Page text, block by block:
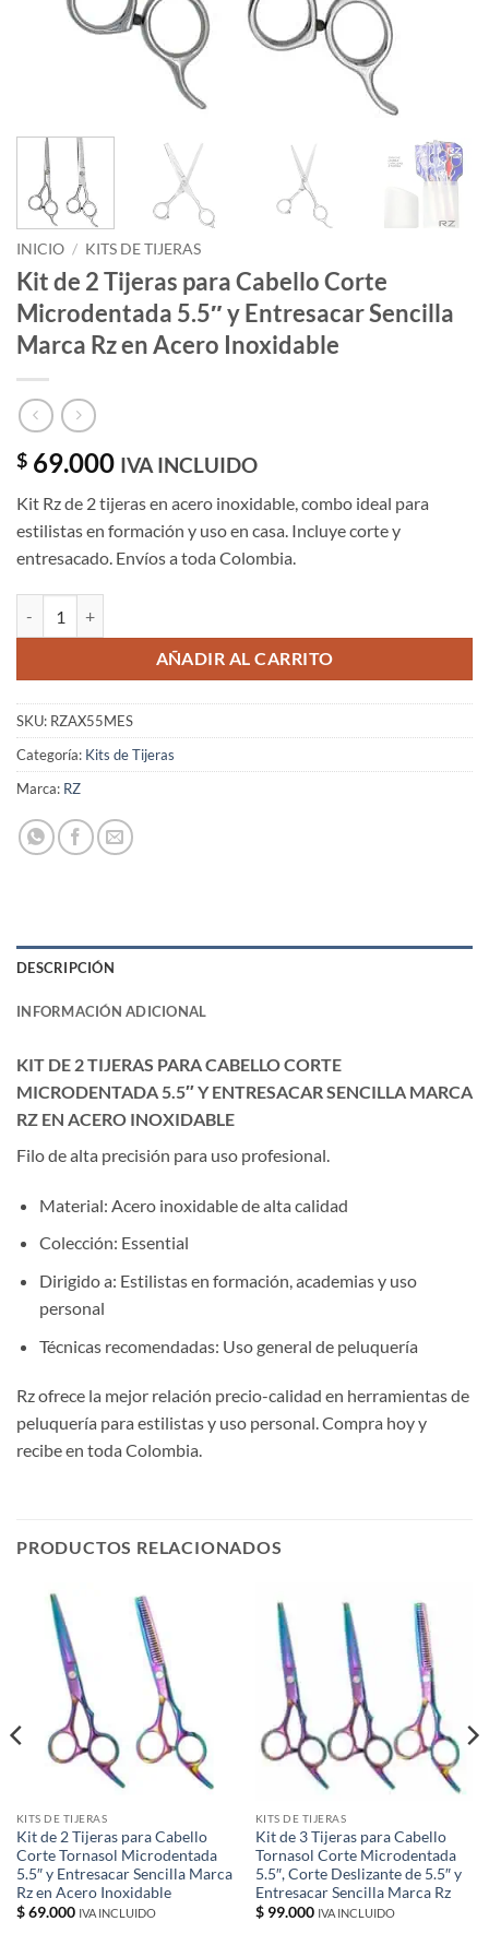
INICIO / KITS DE TIJERAS
Kit de 2 Tijeras para Cabello Corte
Microdentada 5.5″ y Entresacar Sencilla
Marca Rz en Acero Inoxidable
$ 69.000 IVA INCLUIDO
Kit Rz de 2 tijeras en acero inoxidable, combo ideal para
estilistas en formación y uso en casa. Incluye corte y
entresacado. Envíos a toda Colombia.
AÑADIR AL CARRITO
SKU: RZAX55MES
Categoría: Kits de Tijeras
Marca: RZ
DESCRIPCIÓN
INFORMACIÓN ADICIONAL
KIT DE 2 TIJERAS PARA CABELLO CORTE
MICRODENTADA 5.5″ Y ENTRESACAR SENCILLA MARCA
RZ EN ACERO INOXIDABLE
Filo de alta precisión para uso profesional.
Material: Acero inoxidable de alta calidad
Colección: Essential
Dirigido a: Estilistas en formación, academias y uso
personal
Técnicas recomendadas: Uso general de peluquería
Rz ofrece la mejor relación precio-calidad en herramientas de
peluquería para estilistas y uso personal. Compra hoy y
recibe en toda Colombia.
PRODUCTOS RELACIONADOS
KITS DE TIJERAS
Kit de 2 Tijeras para Cabello
Corte Tornasol Microdentada
5.5″ y Entresacar Sencilla Marca
Rz en Acero Inoxidable
$69.000 IVA INCLUIDO
KITS DE TIJERAS
Kit de 3 Tijeras para Cabello
Tornasol Corte Microdentada
5.5″, Corte Deslizante de 5.5″ y
Entresacar Sencilla Marca Rz
$99.000 IVA INCLUIDO